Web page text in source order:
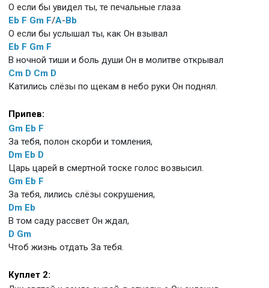
О если бы увидел ты, те печальные глаза
Eb F Gm F/A-Bb
О если бы услышал ты, как Он взывал
Eb F Gm F
В ночной тиши и боль души Он в молитве открывал
Cm D Cm D
Катились слёзы по щекам в небо руки Он поднял.
Припев:
Gm Eb F
За тебя, полон скорби и томления,
Dm Eb D
Царь царей в смертной тоске голос возвысил.
Gm Eb F
За тебя, лились слёзы сокрушения,
Dm Eb
В том саду рассвет Он ждал,
D Gm
Чтоб жизнь отдать За тебя.
Куплет 2: